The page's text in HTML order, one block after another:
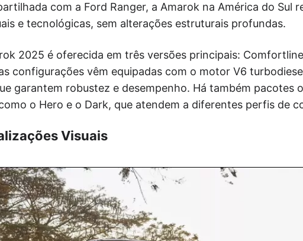
com a Ford Ranger, a Amarok na América do Sul
e tecnológicas, sem alterações estruturais profundas.
2025 é oferecida em três versões principais:
configurações vêm equipadas com o motor V6
garantem robustez e desempenho. Há também pacotes
o Hero e o Dark, que atendem a diferentes perfis de
Visuais